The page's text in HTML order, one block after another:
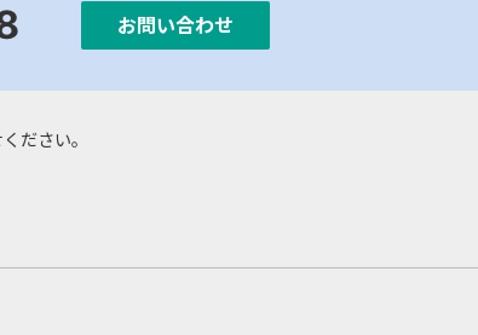
お問い合わせ
ださい。